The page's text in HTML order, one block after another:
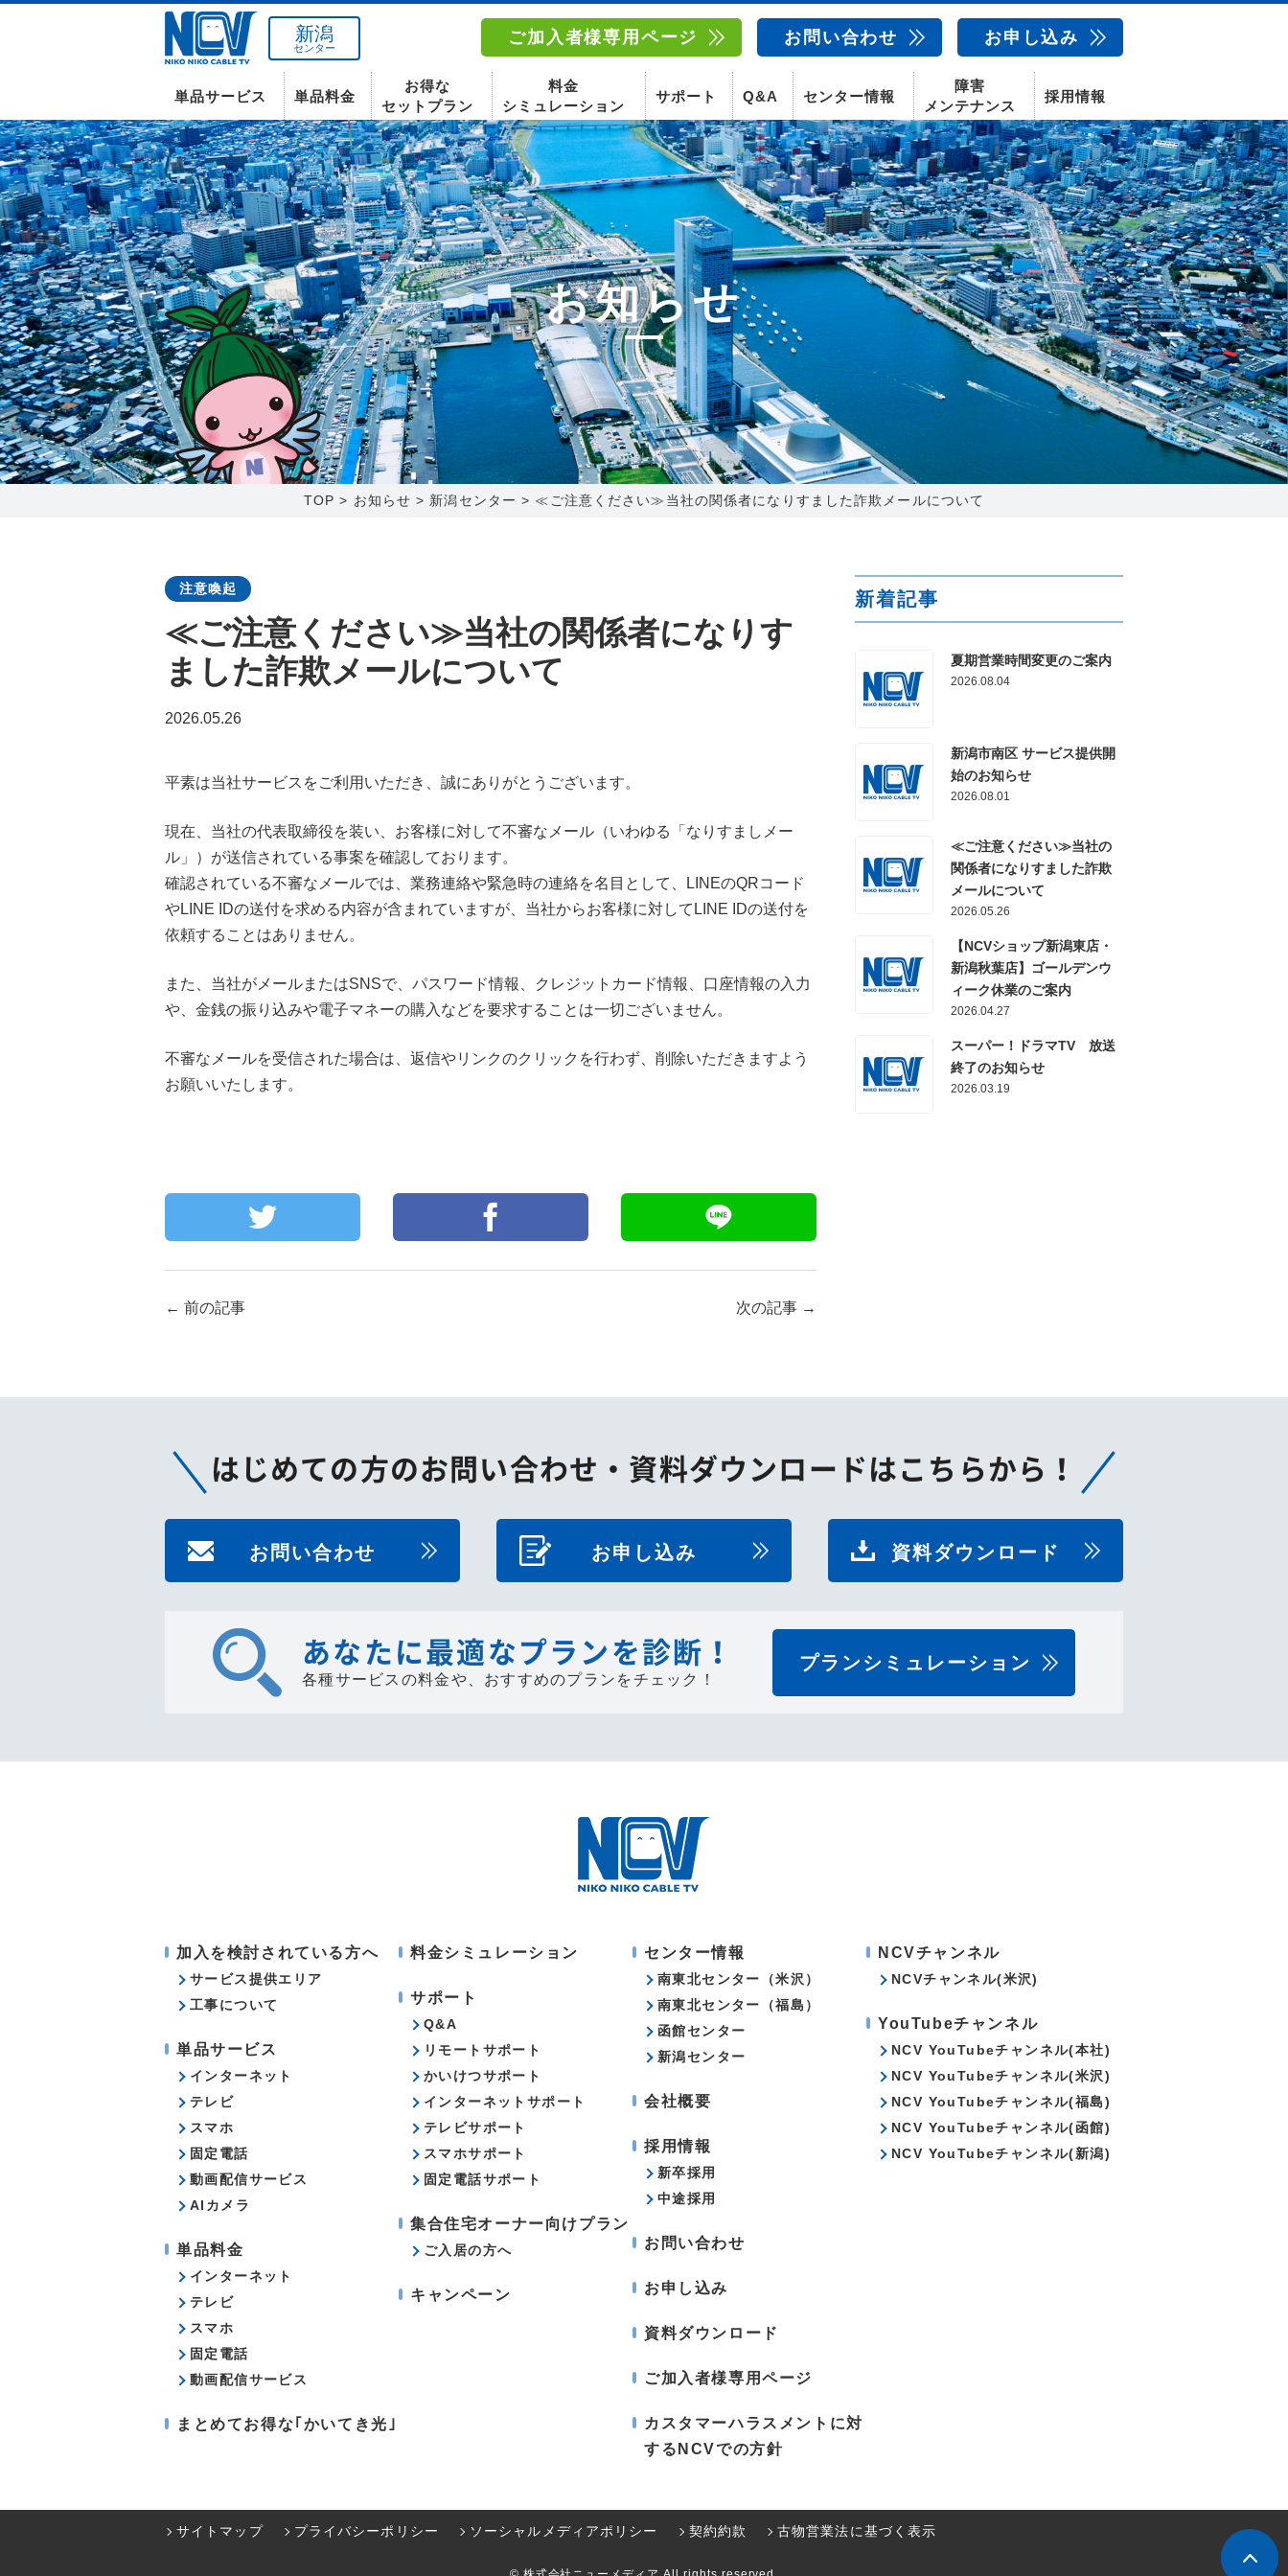
南東北センター(米沢)
〒992-0044
山形県米沢市春日四丁目2-75
0238-24-2525
営業時間 9:00～18:00
南東北センター(福島)
〒960-8252
福島県福島市御山字一本松17-1-1
0120-173-577
営業時間 9:15～18:00
新潟
センター
ご加入者様専用ページ お問い合わせ お申し込み
単品サービス
インターネット テレビ スマホ 固定電話 動画配信サービス AIカメラ
単品料金
インターネット テレビ スマホ 固定電話 動画配信サービス
お得な
セットプラン
料金
シミュレーション
サポート Q&A センター情報
南東北センター(米沢)
〒992-0044
山形県米沢市春日四丁目2-75
0238-24-2525
営業時間 9:00～18:00
南東北センター(福島)
〒960-8252
福島県福島市御山字一本松17-1-1
0120-173-577
営業時間 9:15～18:00
番組情報
函館センター
〒041-0801
北海道函館市桔梗町379-31
0138-34-2525
営業時間 9:00～18:00
番組情報
新潟センター
〒950-1189
新潟県新潟市西区山田2310-39
営業時間 9:00～18:00
障害
メンテナンス
採用情報
新卒採用
中途採用
お知らせ
TOP > お知らせ > 新潟センター > ≪ご注意ください≫当社の関係者になりすました詐欺メールについて
注意喚起
≪ご注意ください≫当社の関係者になりす
ました詐欺メールについて
2026.05.26
平素は当社サービスをご利用いただき、誠にありがとうございます。
現在、当社の代表取締役を装い、お客様に対して不審なメール（いわゆる「なりすましメー
ル」）が送信されている事案を確認しております。
確認されている不審なメールでは、業務連絡や緊急時の連絡を名目として、LINEのQRコード
やLINE IDの送付を求める内容が含まれていますが、当社からお客様に対してLINE IDの送付を
依頼することはありません。
また、当社がメールまたはSNSで、パスワード情報、クレジットカード情報、口座情報の入力
や、金銭の振り込みや電子マネーの購入などを要求することは一切ございません。
不審なメールを受信された場合は、返信やリンクのクリックを行わず、削除いただきますよう
お願いいたします。
← 前の記事 次の記事 →
新着記事
夏期営業時間変更のご案内
2026.08.04
新潟市南区 サービス提供開
始のお知らせ
2026.08.01
≪ご注意ください≫当社の
関係者になりすました詐欺
メールについて
2026.05.26
【NCVショップ新潟東店・
新潟秋葉店】ゴールデンウ
ィーク休業のご案内
2026.04.27
スーパー！ドラマTV 放送
終了のお知らせ
2026.03.19
はじめての方のお問い合わせ・ 資料ダウンロードはこちらから！
お問い合わせ お申し込み 資料ダウンロード
あなたに最適なプランを診断！
各種サービスの料金や、 おすすめのプランをチェック！
プランシミュレーション
加入を検討されている方へ
サービス提供エリア
工事について
単品サービス
インターネット
テレビ
スマホ
固定電話
動画配信サービス
AIカメラ
単品料金
インターネット
テレビ
スマホ
固定電話
動画配信サービス
まとめてお得な｢かいてき光｣
料金シミュレーション
サポート
Q&A
リモートサポート
かいけつサポート
インターネットサポート
テレビサポート
スマホサポート
固定電話サポート
集合住宅オーナー向けプラン
ご入居の方へ
キャンペーン
センター情報
南東北センター（米沢）
南東北センター（福島）
函館センター
新潟センター
会社概要
採用情報
新卒採用
中途採用
お問い合わせ
お申し込み
資料ダウンロード
ご加入者様専用ページ
カスタマーハラスメントに対
するNCVでの方針
NCVチャンネル
NCVチャンネル(米沢)
YouTubeチャンネル
NCV YouTubeチャンネル(本社)
NCV YouTubeチャンネル(米沢)
NCV YouTubeチャンネル(福島)
NCV YouTubeチャンネル(函館)
NCV YouTubeチャンネル(新潟)
サイトマップ プライバシーポリシー ソーシャルメディアポリシー 契約約款 古物営業法に基づく表示